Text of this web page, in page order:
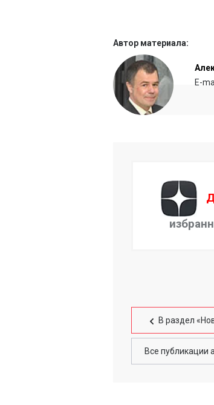
Автор материала:
E-
В раздел
Все публикации